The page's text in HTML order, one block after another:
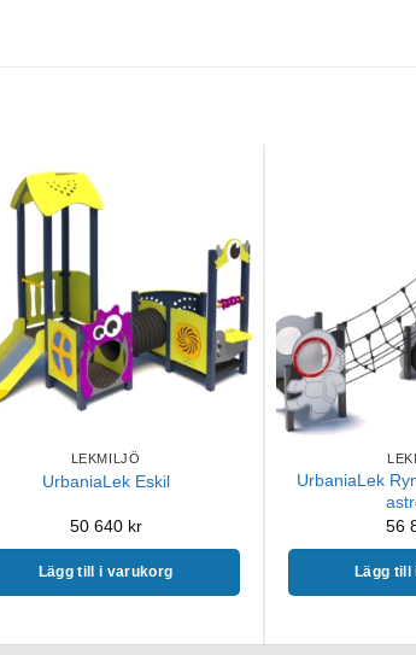
LEKMILJÖ
UrbaniaLek Eskil
50 640 kr
Lägg till i varukorg
UrbaniaLek
56
Lägg